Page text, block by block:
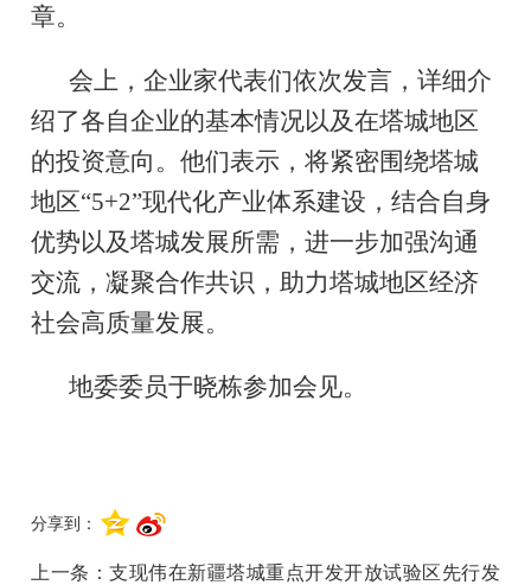
章。
会上，企业家代表们依次发言，详细介
绍了各自企业的基本情况以及在塔城地区
的投资意向。他们表示，将紧密围绕塔城
地区“5+2”现代化产业体系建设，结合自身
优势以及塔城发展所需，进一步加强沟通
交流，凝聚合作共识，助力塔城地区经济
社会高质量发展。
地委委员于晓栋参加会见。
分享到：
上一条：支现伟在新疆塔城重点开发开放试验区先行发